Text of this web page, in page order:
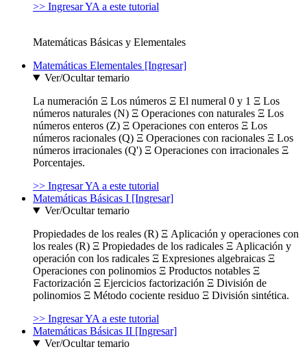
>> Ingresar YA a este tutorial
Matemáticas Básicas y Elementales
Matemáticas Elementales [Ingresar]
Ver/Ocultar temario
La numeración Ξ Los números Ξ El numeral 0 y 1 Ξ Los
números naturales (N) Ξ Operaciones con naturales Ξ Los
números enteros (Z) Ξ Operaciones con enteros Ξ Los
números racionales (Q) Ξ Operaciones con racionales Ξ Los
números irracionales (Q') Ξ Operaciones con irracionales Ξ
Porcentajes.
>> Ingresar YA a este tutorial
Matemáticas Básicas I [Ingresar]
Ver/Ocultar temario
Propiedades de los reales (R) Ξ Aplicación y operaciones con
los reales (R) Ξ Propiedades de los radicales Ξ Aplicación y
operación con los radicales Ξ Expresiones algebraicas Ξ
Operaciones con polinomios Ξ Productos notables Ξ
Factorización Ξ Ejercicios factorización Ξ División de
polinomios Ξ Método cociente residuo Ξ División sintética.
>> Ingresar YA a este tutorial
Matemáticas Básicas II [Ingresar]
Ver/Ocultar temario